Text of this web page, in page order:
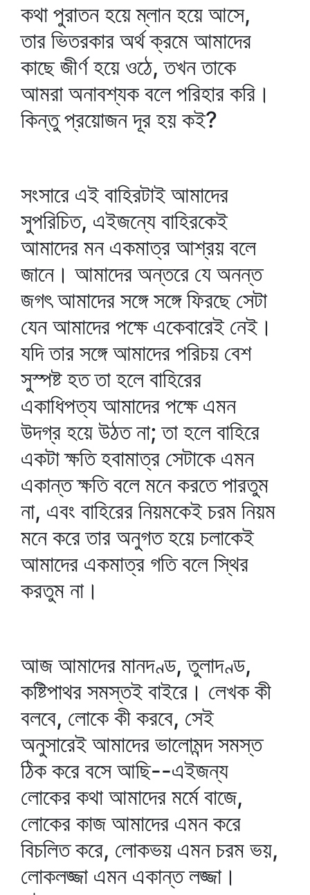
কথা পুরাতন হয়ে ম্লান হয়ে আসে,
তার ভিতরকার অর্থ ক্রমে আমাদের
কাছে জীর্ণ হয়ে ওঠে, তখন তাকে
আমরা অনাবশ্যক বলে পরিহার করি।
কিন্তু প্রয়োজন দূর হয় কই?
সংসারে এই বাহিরটাই আমাদের
সুপরিচিত, এইজন্যে বাহিরকেই
আমাদের মন একমাত্র আশ্রয় বলে
জানে। আমাদের অন্তরে যে অনন্ত
জগৎ আমাদের সঙ্গে সঙ্গে ফিরছে সেটা
যেন আমাদের পক্ষে একেবারেই নেই।
যদি তার সঙ্গে আমাদের পরিচয় বেশ
সুস্পষ্ট হত তা হলে বাহিরের
একাধিপত্য আমাদের পক্ষে এমন
উদগ্র হয়ে উঠত না; তা হলে বাহিরে
একটা ক্ষতি হবামাত্র সেটাকে এমন
একান্ত ক্ষতি বলে মনে করতে পারতুম
না, এবং বাহিরের নিয়মকেই চরম নিয়ম
মনে করে তার অনুগত হয়ে চলাকেই
আমাদের একমাত্র গতি বলে স্থির
করতুম না।
আজ আমাদের মানদণ্ড, তুলাদণ্ড,
কষ্টিপাথর সমস্তই বাইরে। লেখক কী
বলবে, লোকে কী করবে, সেই
অনুসারেই আমাদের ভালোমন্দ সমস্ত
ঠিক করে বসে আছি--এইজন্য
লোকের কথা আমাদের মর্মে বাজে,
লোকের কাজ আমাদের এমন করে
বিচলিত করে, লোকভয় এমন চরম ভয়,
লোকলজ্জা এমন একান্ত লজ্জা।